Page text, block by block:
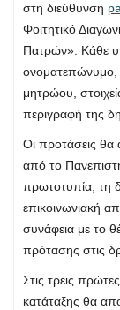
στη διεύθυνση
Φοιτητικό
Πατρών». Κάθε
μητρώου,
περιγραφή της
Οι προτάσεις θα
από το
πρωτοτυπία, τη
επικοινωνιακή
συνάφεια με το
πρότασης στις
Στις τρεις
κατάταξης θα